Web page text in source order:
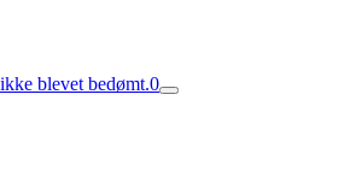
blevet bedømt.0